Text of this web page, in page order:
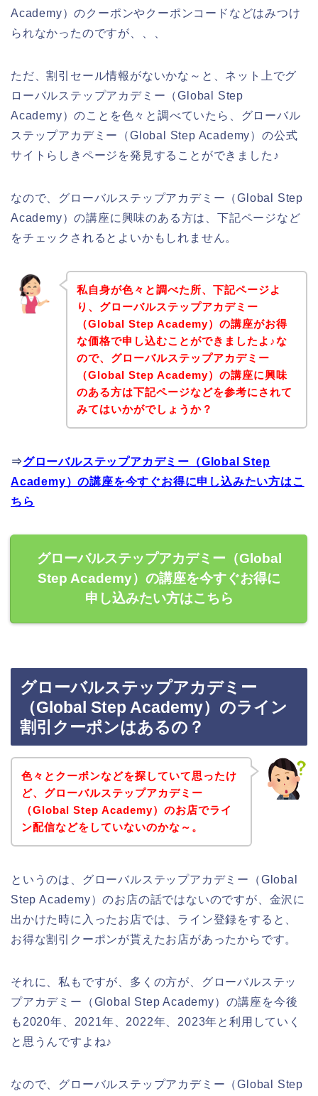
Academy）のクーポンやクーポンコードなどはみつけ
られなかったのですが、、、
ただ、割引セール情報がないかな～と、ネット上でグ
ローバルステップアカデミー（Global Step
Academy）のことを色々と調べていたら、グローバル
ステップアカデミー（Global Step Academy）の公式
サイトらしきページを発見することができました♪
なので、グローバルステップアカデミー（Global Step
Academy）の講座に興味のある方は、下記ページなど
をチェックされるとよいかもしれません。
私自身が色々と調べた所、下記ページよ
り、グローバルステップアカデミー
（Global Step Academy）の講座がお得
な価格で申し込むことができましたよ♪な
ので、グローバルステップアカデミー
（Global Step Academy）の講座に興味
のある方は下記ページなどを参考にされて
みてはいかがでしょうか？
⇒グローバルステップアカデミー（Global Step
Academy）の講座を今すぐお得に申し込みたい方はこ
ちら
グローバルステップアカデミー（Global
Step Academy）の講座を今すぐお得に
申し込みたい方はこちら
グローバルステップアカデミー
（Global Step Academy）のライン
割引クーポンはあるの？
色々とクーポンなどを探していて思ったけ
ど、グローバルステップアカデミー
（Global Step Academy）のお店でライ
ン配信などをしていないのかな～。
というのは、グローバルステップアカデミー（Global
Step Academy）のお店の話ではないのですが、金沢に
出かけた時に入ったお店では、ライン登録をすると、
お得な割引クーポンが貰えたお店があったからです。
それに、私もですが、多くの方が、グローバルステッ
プアカデミー（Global Step Academy）の講座を今後
も2020年、2021年、2022年、2023年と利用していく
と思うんですよね♪
なので、グローバルステップアカデミー（Global Step